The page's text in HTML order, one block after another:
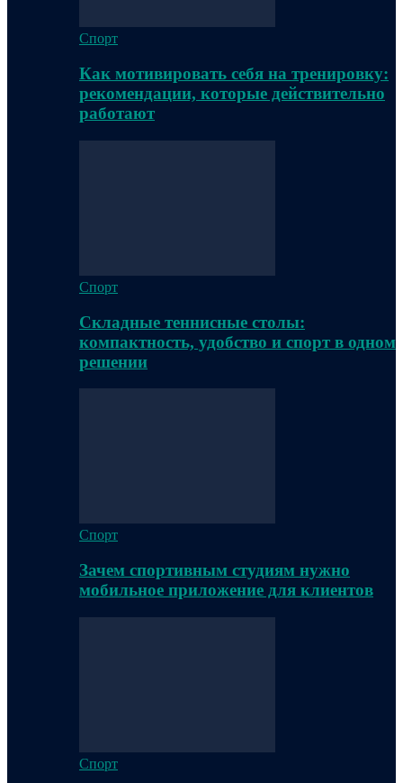
Спорт
Как мотивировать себя на тренировку:
рекомендации, которые действительно
работают
Спорт
Складные теннисные столы:
компактность, удобство и спорт в одном
решении
Спорт
Зачем спортивным студиям нужно
мобильное приложение для клиентов
Спорт